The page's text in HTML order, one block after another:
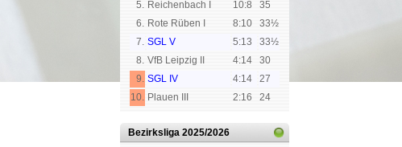
5. Reichenbach I 10:8
35
6. Rote Rüben I 8:10
33½
7. SGL V 5:13
33½
8. VfB Leipzig II 4:14
30
9. SGL IV 4:14
27
10. Plauen III 2:16 24
Bezirksliga 2025/2026